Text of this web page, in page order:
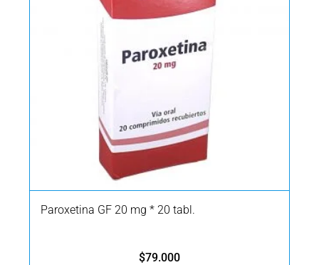
Paroxetina GF 20 mg * 20 tabl.
$79.000